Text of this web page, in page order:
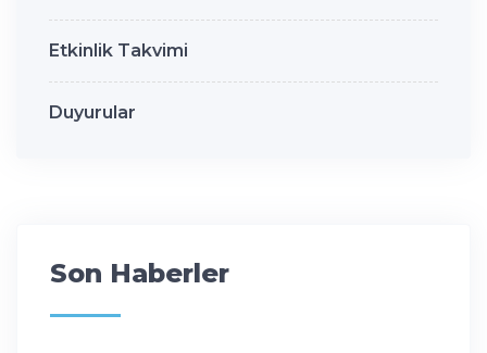
Etkinlik Takvimi
Duyurular
Son Haberler